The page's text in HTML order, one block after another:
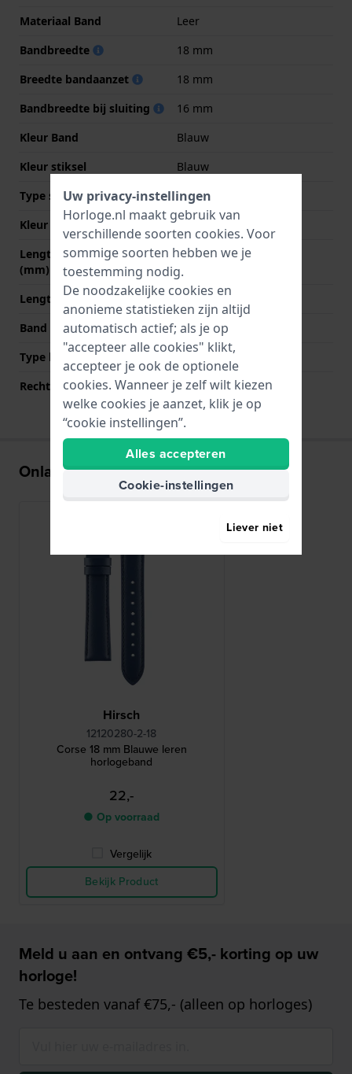
Materiaal Band
Leer
Bandbreedte
18 mm
Breedte bandaanzet
18 mm
Bandbreedte bij sluiting
16 mm
Kleur Band
Blauw
Kleur stiksel
Blauw
Type sluiting
Gesp
Kleur sluiting
Zilver
Lengte band op 12 uur
(mm)
80 mm
Lengte band op 6 uur (mm) 120 mm
Band maat
L
Type bevestiging
Bandpennen
Rechte bandaanzet
Ja
Onlangs bekeken
Hirsch
12120280-2-18
Corse 18 mm Blauwe leren
horlogeband
22,-
● Op voorraad
Vergelijk
Bekijk Product
Meld u aan en ontvang €5,- korting op uw
horloge!
Te besteden vanaf €75,- (alleen op horloges)
Uw privacy-instellingen
Horloge.nl maakt gebruik van
verschillende soorten cookies. Voor
sommige soorten hebben we je
toestemming nodig.
De noodzakelijke cookies en
anonieme statistieken zijn altijd
automatisch actief; als je op
"accepteer alle cookies" klikt,
accepteer je ook de optionele
cookies. Wanneer je zelf wilt kiezen
welke cookies je aanzet, klik je op
“cookie instellingen”.
Alles accepteren
Cookie-instellingen
Liever niet